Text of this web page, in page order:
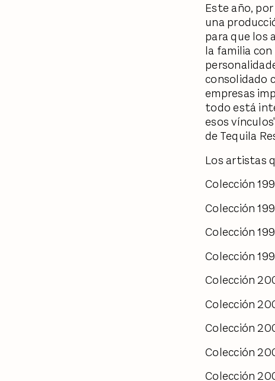
Este año,
una
para que los
la familia
consolidado
empresas
todo está
esos
de Tequila
Los artistas
Colección
Colección
Colección
Colección
Colección
Colección
Colección
Colección
Colección